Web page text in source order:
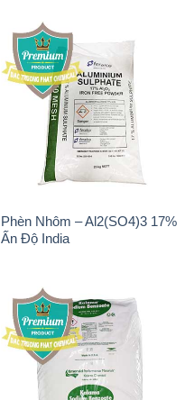
Phèn Nhôm – Al2(SO4)3 17%
Ấn Độ India